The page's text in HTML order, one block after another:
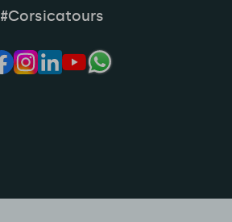
#Corsicatours